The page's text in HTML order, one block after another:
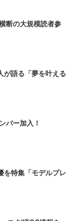
断の大規模読者参
が語る「夢を叶える
バー加入！
を特集「モデルプレ